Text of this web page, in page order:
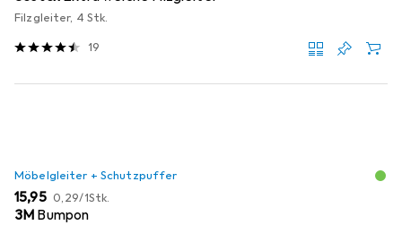
Filzgleiter, 4 Stk.
19
Möbelgleiter + Schutzpuffer
EUR
15,95 EUR
0,29/1Stk.
3M Bumpon